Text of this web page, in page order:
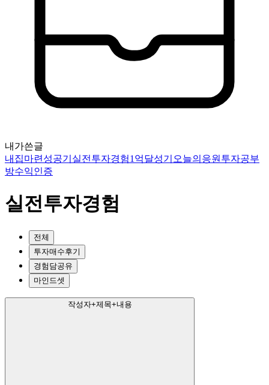
내가쓴글
내집마련성공기 실전투자경험1억달성기 오늘의응원 투자공부
방수익인증
실전투자경험
전체
투자매수후기
경험담공유
마인드셋
작성자+제목+내용